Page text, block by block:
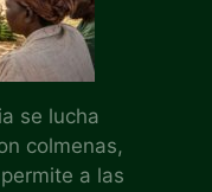
se lucha
colmenas,
a las